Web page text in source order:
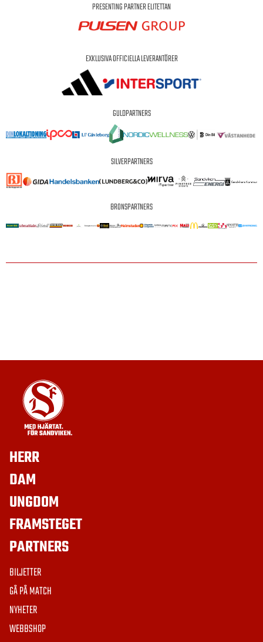
PRESENTING PARTNER ELITETTAN
EXKLUSIVA OFFICIELLA LEVERANTÖRER
GULDPARTNERS
SILVERPARTNERS
BRONSPARTNERS
HERR
DAM
UNGDOM
FRAMSTEGET
PARTNERS
BILJETTER
GÅ PÅ MATCH
NYHETER
WEBBSHOP